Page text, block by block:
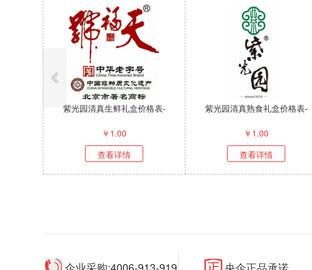
紫光园清真生鲜礼盒价格表-
￥ 1.00
查看详情
紫光园清真熟食礼盒价格表-
￥ 1.00
查看详情